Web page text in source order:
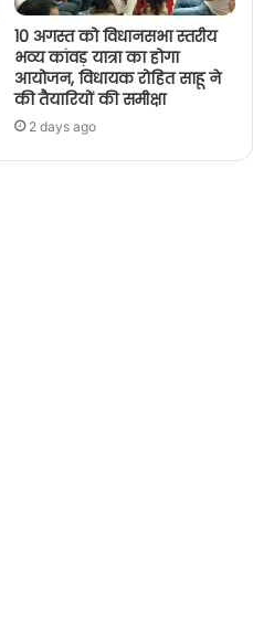
10 अगस्त को विधानसभा स्तरीय
भव्य कांवड़ यात्रा का होगा
आयोजन, विधायक रोहित साहू ने
की तैयारियों की समीक्षा
2 days ago